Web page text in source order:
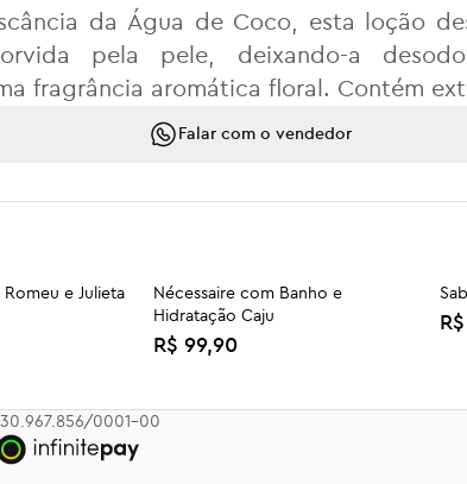
da Água de Coco, esta loção
pela pele, deixando-a
fragrância aromática floral. Contém
Falar com o vendedor
e Julieta
Nécessaire com Banho e
Hidratação Caju
R$ 99,90
30.967.856/0001-00